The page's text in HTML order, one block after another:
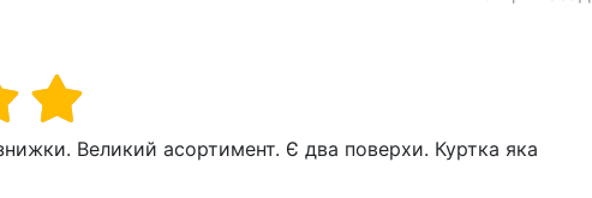
Великий асортимент. Є два поверхи. Куртка яка